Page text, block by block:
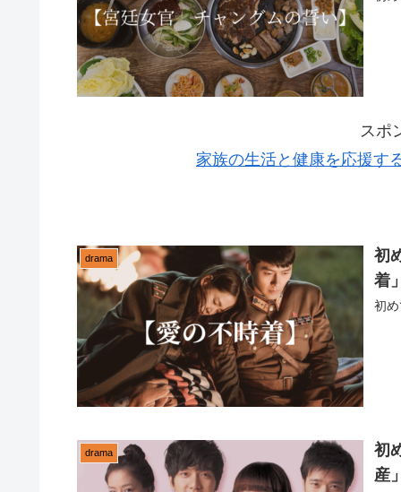
スポ
家族の生活と健康を応援す
drama
初
着
初
drama
初
産